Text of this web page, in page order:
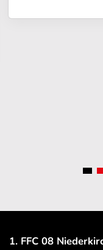
1. FFC 08